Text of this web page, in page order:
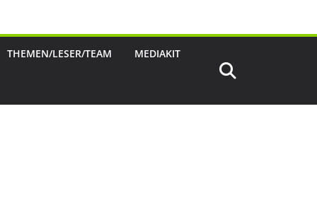
THEMEN/LESER/TEAM MEDIAKIT